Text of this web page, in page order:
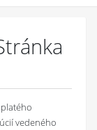
vedeného